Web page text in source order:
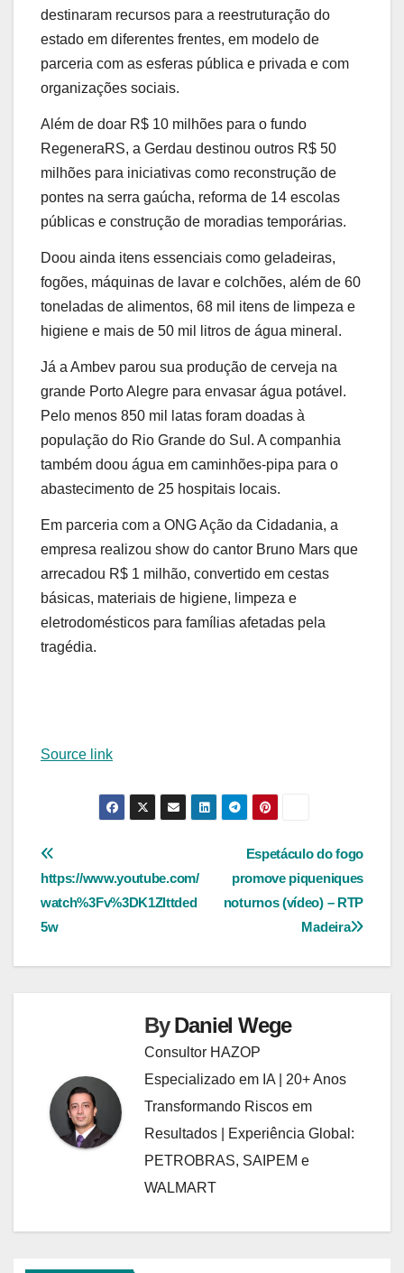
destinaram recursos para a reestruturação do
estado em diferentes frentes, em modelo de
parceria com as esferas pública e privada e com
organizações sociais.
Além de doar R$ 10 milhões para o fundo
RegeneraRS, a Gerdau destinou outros R$ 50
milhões para iniciativas como reconstrução de
pontes na serra gaúcha, reforma de 14 escolas
públicas e construção de moradias temporárias.
Doou ainda itens essenciais como geladeiras,
fogões, máquinas de lavar e colchões, além de 60
toneladas de alimentos, 68 mil itens de limpeza e
higiene e mais de 50 mil litros de água mineral.
Já a Ambev parou sua produção de cerveja na
grande Porto Alegre para envasar água potável.
Pelo menos 850 mil latas foram doadas à
população do Rio Grande do Sul. A companhia
também doou água em caminhões-pipa para o
abastecimento de 25 hospitais locais.
Em parceria com a ONG Ação da Cidadania, a
empresa realizou show do cantor Bruno Mars que
arrecadou R$ 1 milhão, convertido em cestas
básicas, materiais de higiene, limpeza e
eletrodomésticos para famílias afetadas pela
tragédia.
Source link
Navegação
de
Post
Espetáculo do fogo
promove piqueniques
noturnos (vídeo) – RTP
Madeira
https://www.youtube.com/
watch%3Fv%3DK1Zlttded
5w
ByDaniel Wege
Consultor HAZOP
Especializado em IA | 20+ Anos
Transformando Riscos em
Resultados | Experiência Global:
PETROBRAS, SAIPEM e
WALMART